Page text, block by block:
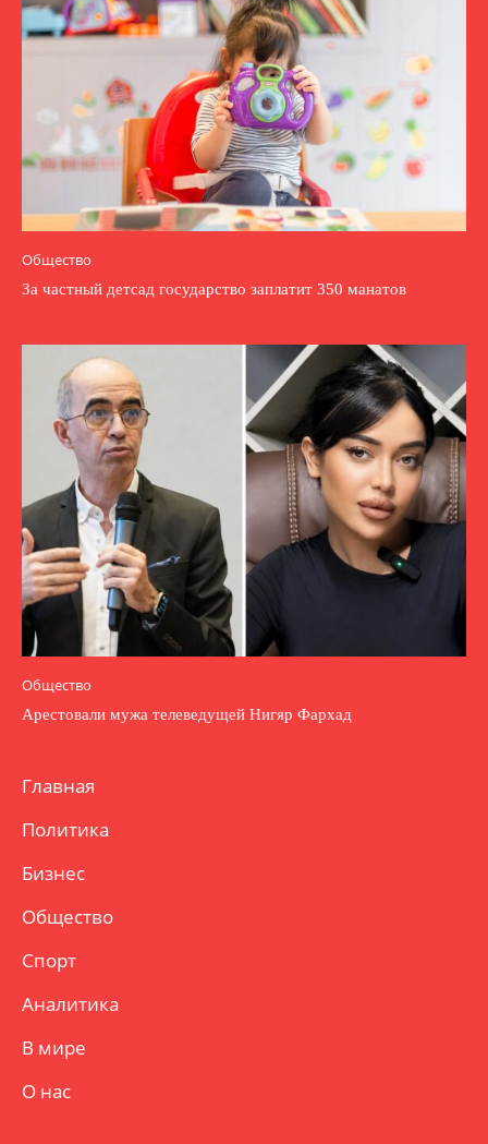
Общество
За частный детсад государство заплатит 350 манатов
Общество
Арестовали мужа телеведущей Нигяр Фархад
Главная
Политика
Бизнес
Общество
Спорт
Аналитика
В мире
О нас